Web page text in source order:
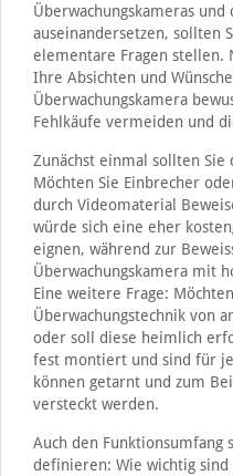
Überwachungskameras
auseinandersetzen, sollten
elementare Fragen stellen.
Ihre Absichten und
Überwachungskamera
Fehlkäufe vermeiden und
Zunächst einmal sollten Sie
Möchten Sie Einbrecher
durch Videomaterial
würde sich eine eher
eignen, während zur
Überwachungskamera mit
Eine weitere Frage:
Überwachungstechnik von
oder soll diese heimlich
fest montiert und sind für
können getarnt und zum
versteckt werden.
Auch den Funktionsumfang
definieren: Wie wichtig